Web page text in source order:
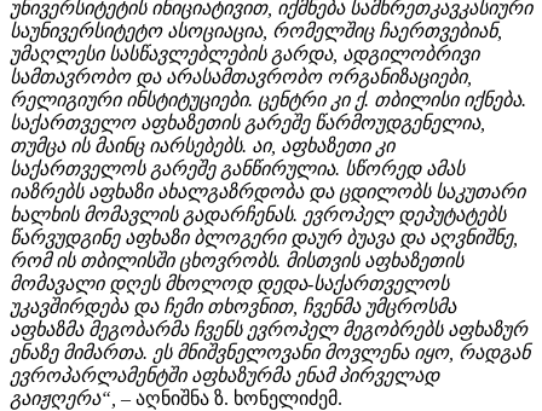
უნივერსიტეტის ინიციატივით, იქმნება სამხრეთკავკასიური
საუნივერსიტეტო ასოციაცია, რომელშიც ჩაერთვებიან,
უმაღლესი სასწავლებლების გარდა, ადგილობრივი
სამთავრობო და არასამთავრობო ორგანიზაციები,
რელიგიური ინსტიტუციები. ცენტრი კი ქ. თბილისი იქნება.
საქართველო აფხაზეთის გარეშე წარმოუდგენელია,
თუმცა ის მაინც იარსებებს. აი, აფხაზეთი კი
საქართველოს გარეშე განწირულია. სწორედ ამას
იაზრებს აფხაზი ახალგაზრდობა და ცდილობს საკუთარი
ხალხის მომავლის გადარჩენას. ევროპელ დეპუტატებს
წარვუდგინე აფხაზი ბლოგერი დაურ ბუავა და აღვნიშნე,
რომ ის თბილისში ცხოვრობს. მისთვის აფხაზეთის
მომავალი დღეს მხოლოდ დედა-საქართველოს
უკავშირდება და ჩემი თხოვნით, ჩვენმა უმცროსმა
აფხაზმა მეგობარმა ჩვენს ევროპელ მეგობრებს აფხაზურ
ენაზე მიმართა. ეს მნიშვნელოვანი მოვლენა იყო, რადგან
ევროპარლამენტში აფხაზურმა ენამ პირველად
გაიჟღერა“, – აღნიშნა ზ. ხონელიძემ.